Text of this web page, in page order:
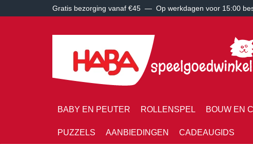
Gratis bezorging vanaf €45 — Op werkdagen voor 15:00
BABY EN PEUTER ROLLENSPEL BOUW EN
PUZZELS AANBIEDINGEN CADEAUGIDS